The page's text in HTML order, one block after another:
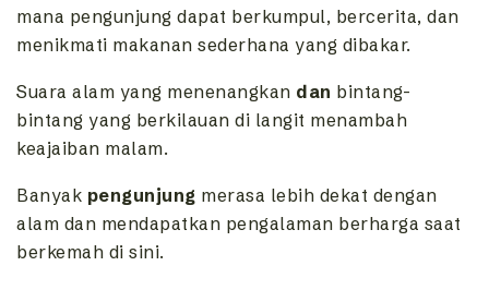
mana pengunjung dapat berkumpul, bercerita, dan
menikmati makanan sederhana yang dibakar.
Suara alam yang menenangkan dan bintang-
bintang yang berkilauan di langit menambah
keajaiban malam.
Banyak pengunjung merasa lebih dekat dengan
alam dan mendapatkan pengalaman berharga saat
berkemah di sini.